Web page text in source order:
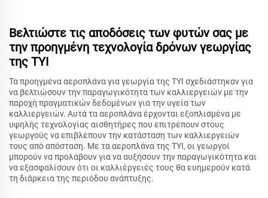
Βελτιώστε τις αποδόσεις των φυτών σας με
την προηγμένη τεχνολογία δρόνων γεωργίας
της TYI
Τα προηγμένα αεροπλάνα για γεωργία της TYI σχεδιάστηκαν για
να βελτιώσουν την παραγωγικότητα των καλλιεργειών με την
παροχή πραγματικών δεδομένων για την υγεία των
καλλιεργειών. Αυτά τα αεροπλάνα έρχονται εξοπλισμένα με
υψηλής τεχνολογίας αισθητήρες που επιτρέπουν στους
γεωργούς να επιβλέπουν την κατάσταση των καλλιεργειών
τους από απόσταση. Με τα αεροπλάνα της TYI, οι γεωργοί
μπορούν να προλάβουν για να αυξήσουν την παραγωγικότητα και
να εξασφαλίσουν ότι οι καλλιέργειές τους θα ευημερούν κατά
τη διάρκεια της περιόδου ανάπτυξης.